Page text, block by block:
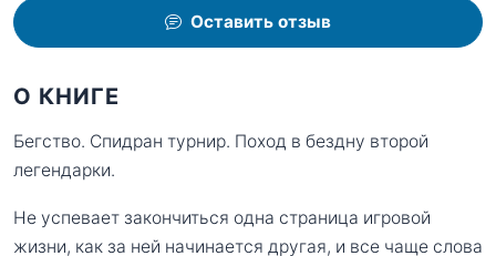
Оставить отзыв
О КНИГЕ
Бегство. Спидран турнир. Поход в бездну второй
легендарки.
Не успевает закончиться одна страница игровой
жизни, как за ней начинается другая, и все чаще слова